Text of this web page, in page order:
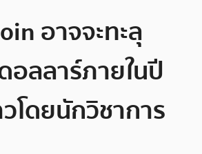
อาจจะทะลุ
อลลาร์ภายในปี
โดยนักวิชาการ